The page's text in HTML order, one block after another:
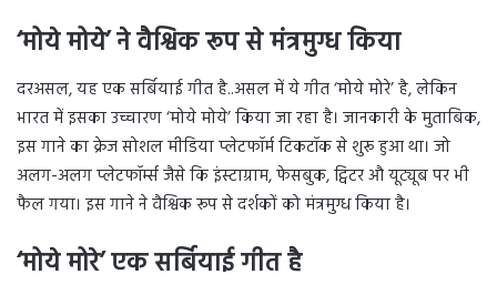
‘मोये मोये’ ने वैश्विक रूप से मंत्रमुग्ध किया
दरअसल, यह एक सर्बियाई गीत है..असल में ये गीत ‘मोये मोरे’ है, लेकिन
भारत में इसका उच्चारण ‘मोये मोये’ किया जा रहा है। जानकारी के मुताबिक,
इस गाने का क्रेज सोशल मीडिया प्लेटफॉर्म टिकटॉक से शुरू हुआ था। जो
अलग-अलग प्लेटफॉर्म्स जैसे कि इंस्टाग्राम, फेसबुक, ट्विटर औ यूट्यूब पर भी
फैल गया। इस गाने ने वैश्विक रूप से दर्शकों को मंत्रमुग्ध किया है।
‘मोये मोरे’ एक सर्बियाई गीत है